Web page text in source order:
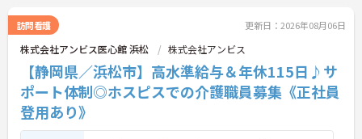
さい！
訪問看護 更新日：2026年08月06日
株式会社アンビス医心館 浜松 株式会社アンビス
【静岡県／浜松市】高水準給与＆年休115日♪サ
ポート体制◎ホスピスでの介護職員募集《正社員
登用あり》